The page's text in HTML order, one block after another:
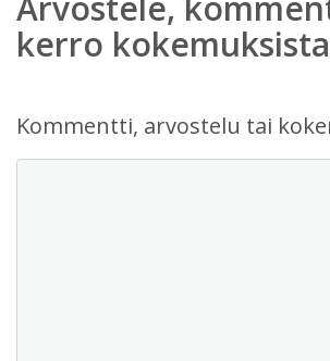
kerro kokemuksista
Kommentti, arvostelu tai